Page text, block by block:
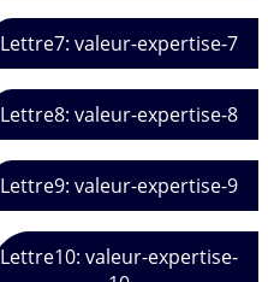
Lettre7: valeur-expertise-7
Lettre8: valeur-expertise-8
Lettre9: valeur-expertise-9
Lettre10: valeur-expertise-